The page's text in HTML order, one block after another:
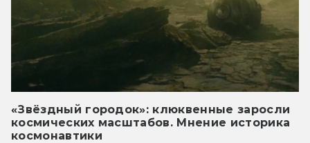
«Звёздный городок»: клюквенные заросли
космических масштабов. Мнение историка
космонавтики